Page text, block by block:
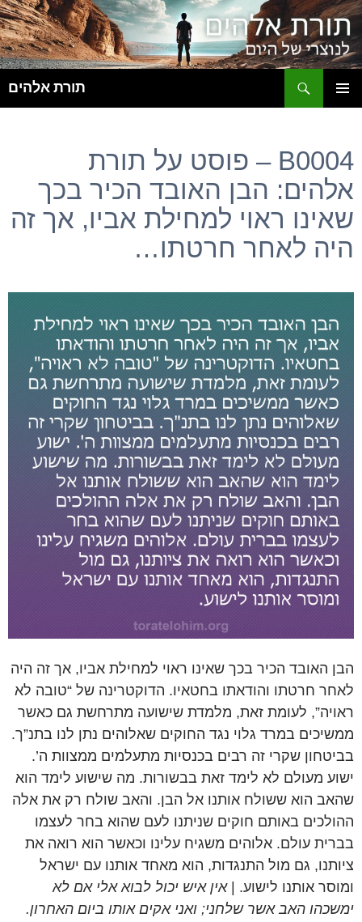
תורת אלהים
B0004 – פוסט על תורת
אלהים: הבן האובד הכיר בכך
שאינו ראוי למחילת אביו, אך זה
היה לאחר חרטתו…
הבן האובד הכיר בכך שאינו ראוי למחילת אביו, אך זה היה
לאחר חרטתו והודאתו בחטאיו. הדוקטרינה של “טובה לא
ראויה”, לעומת זאת, מלמדת שישועה מתרחשת גם כאשר
ממשיכים במרד גלוי נגד החוקים שאלוהים נתן לנו בתנ”ך.
בביטחון שקרי זה רבים בכנסיות מתעלמים ממצוות ה’.
ישוע מעולם לא לימד זאת בבשורות. מה שישוע לימד הוא
שהאב הוא ששולח אותנו אל הבן. והאב שולח רק את אלה
ההולכים באותם חוקים שניתנו לעם שהוא בחר לעצמו
בברית עולם. אלוהים משגיח עלינו וכאשר הוא רואה את
ציותנו, גם מול התנגדות, הוא מאחד אותנו עם ישראל
ומוסר אותנו לישוע. |אין איש יכול לבוא אלי אם לא
ימשכהו האב אשר שלחני; ואני אקים אותו ביום האחרון.